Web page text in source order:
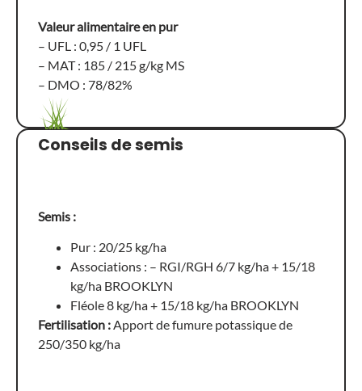
Valeur alimentaire en pur
– UFL : 0,95 / 1 UFL
– MAT : 185 / 215 g/kg MS
– DMO : 78/82%
Conseils de semis
Semis :
Pur : 20/25 kg/ha
Associations : – RGI/RGH 6/7 kg/ha + 15/18
kg/ha BROOKLYN
Fléole 8 kg/ha + 15/18 kg/ha BROOKLYN
Fertilisation :Apport de fumure potassique de
250/350 kg/ha